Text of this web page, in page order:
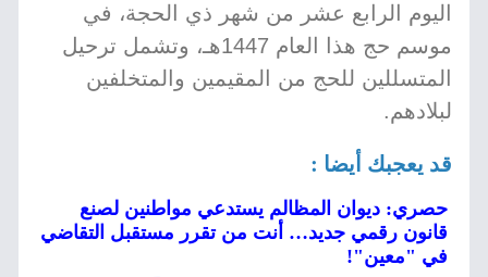
اليوم الرابع عشر من شهر ذي الحجة، في
موسم حج هذا العام 1447هـ، وتشمل ترحيل
المتسللين للحج من المقيمين والمتخلفين
لبلادهم.
قد يعجبك أيضا :
حصري: ديوان المظالم يستدعي مواطنين لصنع
قانون رقمي جديد… أنت من تقرر مستقبل التقاضي
في "معين"!